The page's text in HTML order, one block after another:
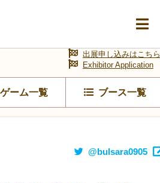
ゲーム一覧 ブース一覧
出展申し込みはこちら
Exhibitor Application
@bulsara0905